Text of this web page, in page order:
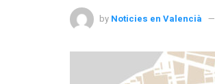
by Noticies en Valencià